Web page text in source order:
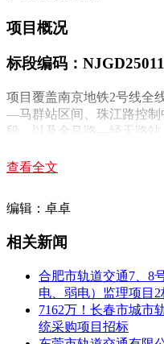
项目概况
标段编码：
项目覆盖南京地铁2号线全
—马群站区间、珠江路控制
段，以及金马路—经天路
本次招标为
建设内容
项目将对既有信号系统进行
采用基于通信的列车
正线、车辆段及停车
采用自主可控服务器
查看全文
编辑：卓卓
相关新闻
合肥市轨道交通7、8
电、弱电）监理项目
7162万！长春市城市
统采购项目招标